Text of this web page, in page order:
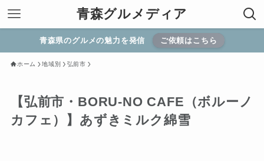
青森グルメディア
青森県のグルメの魅力を発信 ご依頼はこちら
ホーム 地域別 弘前市
【弘前市・BORU-NO CAFE（ボルーノ
カフェ）】あずきミルク綿雪